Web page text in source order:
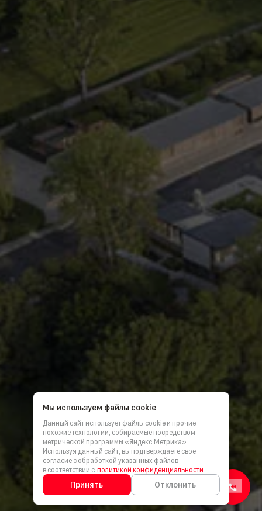
Мы используем файлы cookie
Данный сайт использует файлы cookie и прочие
похожие технологии, собираемые посредством
метрической программы «Яндекс.Метрика».
Используя данный сайт, вы подтверждаете свое
согласие с обработкой указанных файлов
в соответствии с политикой конфиденциальности
Принять Отклонить